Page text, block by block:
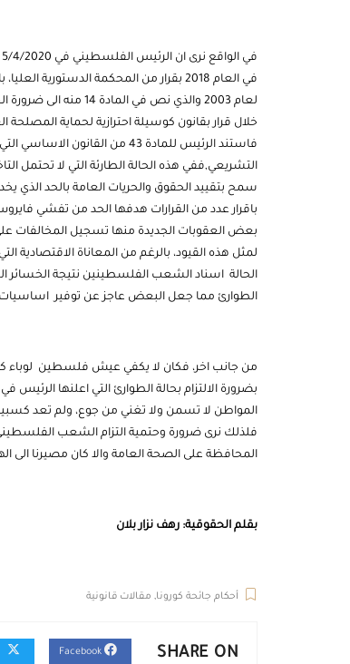
في العام 2018 بقرار من المحكمة
لعام 2003 والذي نص
خلال قرار بقانون كوسيلة احترازية لحماية
فاستند الرئيس للمادة 43 من
التشريعي,ففي هذه الحالة الطارئة التي لا تحتمل
سمح بتقييد الحقوق والحريات العامة بالحد الذي
باقرار عدد من القرارات هدفها الحد من تفشي
بعض العقوبات الجديدة منها تسجيل المخالفات
لمثل هذه القيود، بالرغم من المعاناة
الحالة اسناد الشعب الفلسطينين نتيجة الخسائر
الطوارئ مما جعل البعض عاجز عن توفير
من جانب اخر، فكان لا يكفي عيش فلسطين لوباء
بضرورة الالتزام بحالة الطوارئ التي اعلنها
المواطن لا تسمن ولا تغني من جوع، ولم تعد كسبيل
فلذلك نرى ضرورة وحتمية التزام الشعب
المحافظة على الصحة العامة والا كان مصيرنا الى
بقلم الحقوقية: رهف نزار بلان
أحكام جائحة كورونا, مقالات قانونية
SHARE ON